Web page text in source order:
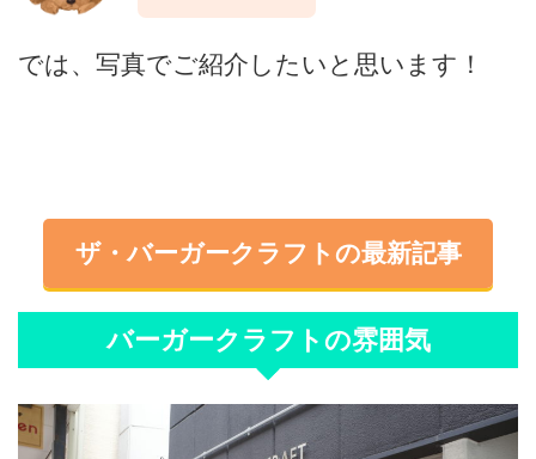
では、写真でご紹介したいと思います！
ザ・バーガークラフトの最新記事
バーガークラフトの雰囲気